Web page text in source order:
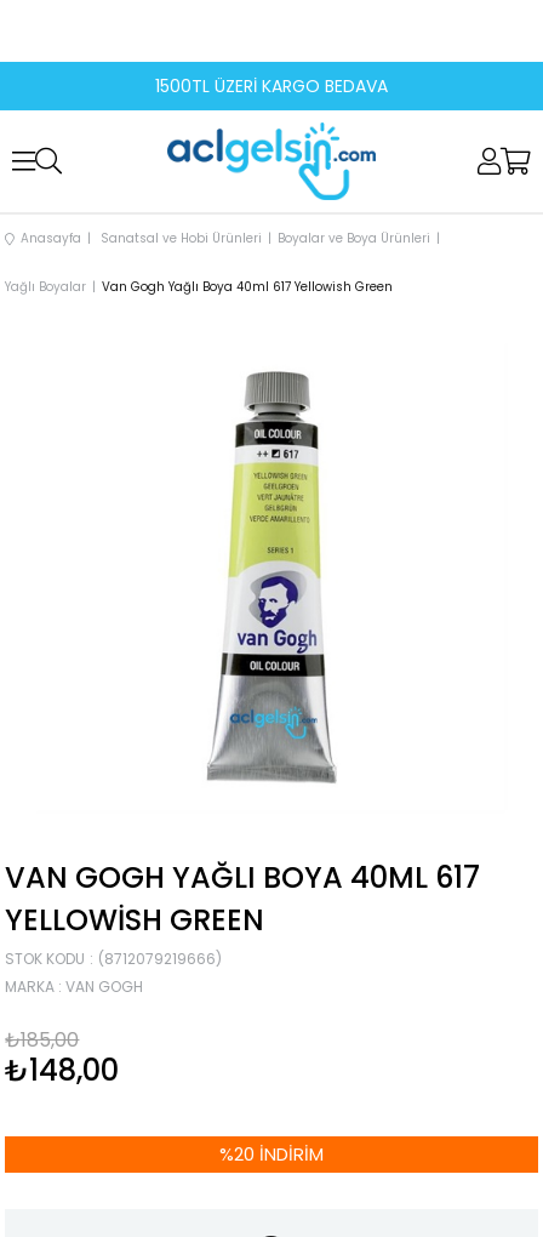
1500TL ÜZERİ KARGO BEDAVA
Anasayfa Sanatsal ve Hobi Ürünleri Boyalar ve Boya Ürünleri
Yağlı Boyalar Van Gogh Yağlı Boya 40ml 617 Yellowish Green
VAN GOGH YAĞLI BOYA 40ML 617
YELLOWISH GREEN
STOK KODU
(8712079219666)
MARKA : VAN GOGH
₺185,00
₺148,00
%20 İNDIRIM